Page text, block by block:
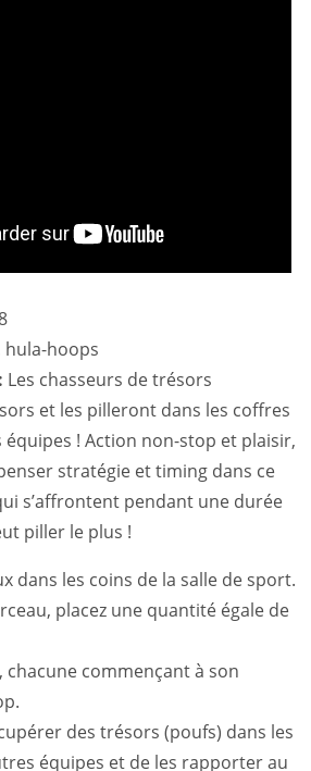
hula-hoops
Les chasseurs de trésors
et les pilleront dans les coffres
! Action non-stop et plaisir,
stratégie et timing dans ce
s’affrontent pendant une durée
piller le plus !
dans les coins de la salle de sport.
placez une quantité égale de
chacune commençant à son
des trésors (poufs) dans les
équipes et de les rapporter au